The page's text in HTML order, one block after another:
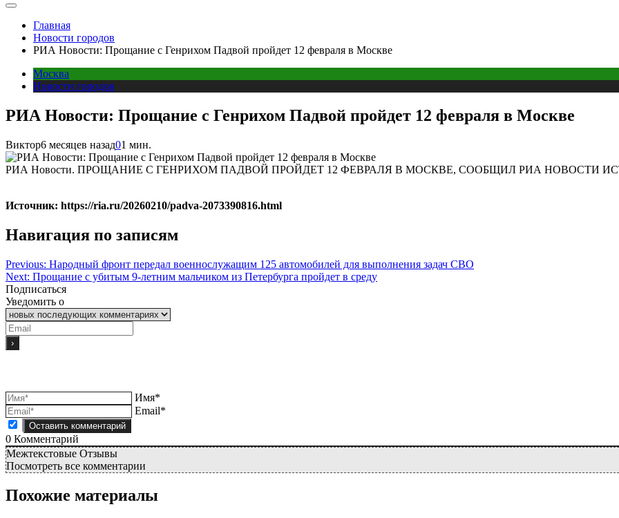
Главная
Новости городов
РИА Новости: Прощание с Генрихом Падвой пройдет 12 февраля в Москве
Москва
Новости городов
РИА Новости: Прощание с Генрихом Падвой пройдет 12 февраля в Москве
Виктор6 месяцев назад01 мин.
РИА Новости. ПРОЩАНИЕ С ГЕНРИХОМ ПАДВОЙ ПРОЙДЕТ 12 ФЕВРАЛЯ В МОСКВЕ, СООБЩИЛ РИА НОВОСТИ
Источник: https://ria.ru/20260210/padva-2073390816.html
Навигация по записям
Previous: Народный фронт передал военнослужащим 125 автомобилей для выполнения задач СВО
Next: Прощание с убитым 9-летним мальчиком из Петербурга пройдет в среду
Подписаться
Уведомить о
Имя*
Email*
0 Комментарий
Межтекстовые Отзывы
Посмотреть все комментарии
Похожие материалы